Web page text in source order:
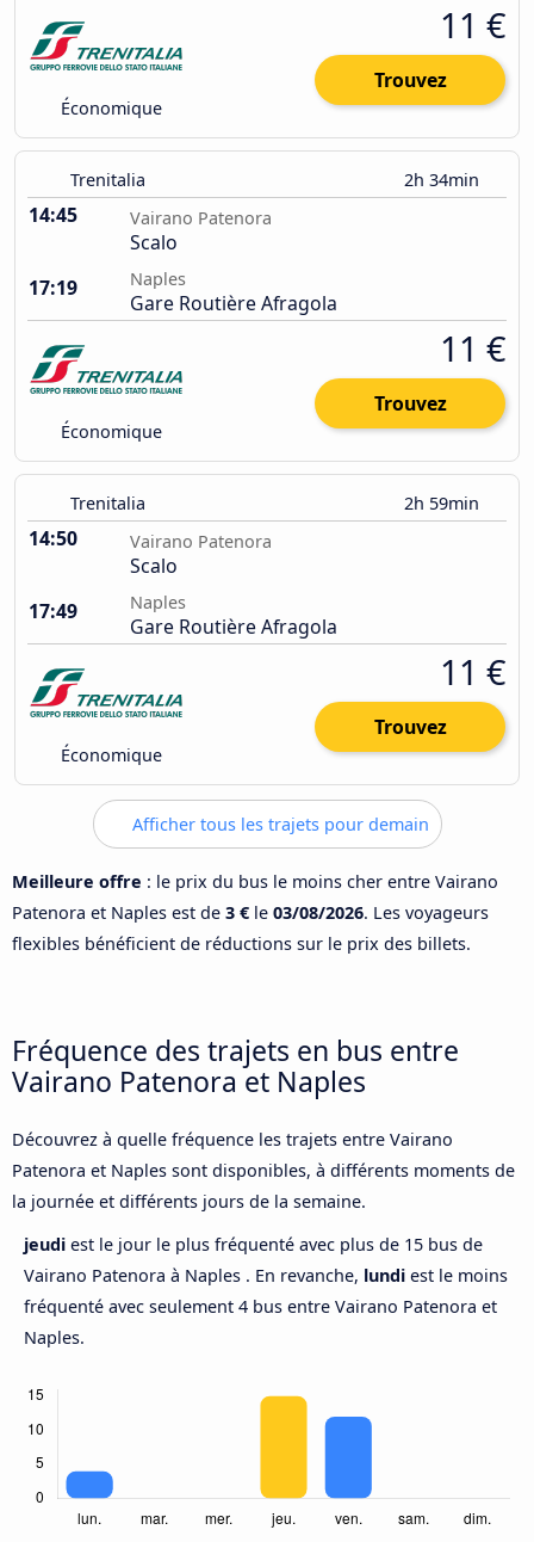
Économique
11 €
Trouvez
Trenitalia 2h 34min
14:45 Vairano Patenora
Scalo
17:19
Naples
Gare Routière Afragola
Économique
11 €
Trouvez
Trenitalia 2h 59min
14:50 Vairano Patenora
Scalo
17:49
Naples
Gare Routière Afragola
Économique
11 €
Trouvez
Afficher tous les trajets pour demain
Meilleure offre : le prix du bus le moins cher entre Vairano
Patenora et Naples est de 3 € le 03/08/2026. Les voyageurs
flexibles bénéficient de réductions sur le prix des billets.
Fréquence des trajets en bus entre
Vairano Patenora et Naples
Découvrez à quelle fréquence les trajets entre Vairano
Patenora et Naples sont disponibles, à différents moments de
la journée et différents jours de la semaine.
jeudi est le jour le plus fréquenté avec plus de 15 bus de
Vairano Patenora à Naples . En revanche, lundi est le moins
fréquenté avec seulement 4 bus entre Vairano Patenora et
Naples.